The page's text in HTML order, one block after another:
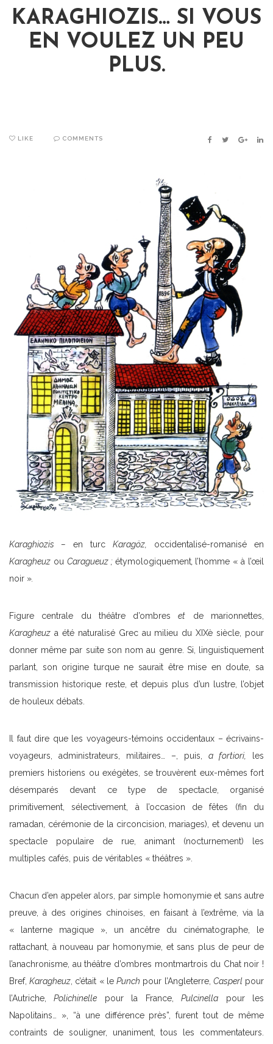
KARAGHIOZIS… SI VOUS
EN VOULEZ UN PEU
PLUS.
LIKE COMMENTS FACEBOOK
TWITTER
Karaghiozis – en turcKaragöz, occidentalisé-romanisé en
Karagheuz ou Caragueuz ; étymologiquement,
l’homme « à l’œil
noir »
Figure centrale du théâtre d’ombreset de marionnettes,
Karagheuz a été naturalisé Grec au milieu du XIXè siècle, pour
donner même par suite son nom au genre. Si, linguistiquement
parlant, son origine turque ne saurait être mise en doute, sa
transmission historique reste, et depuis plus d’un lustre, l’objet
de houleux débats.
Il faut dire que les voyageurs-témoins occidentaux – écrivains-
voyageurs, administrateurs, militaires… –, puis, a fortiori,
les
premiers historiens ou exégètes, se trouvèrent eux-mêmes fort
désemparés devant ce type de spectacle, organisé
primitivement, sélectivement, à l’occasion de fêtes (fin du
ramadan, cérémonie de la circoncision, mariages), et devenu un
spectacle populaire de rue, animant (nocturnement) les
multiples cafés, puis de véritables « théâtres ».
Chacun d’en appeler alors, par simple homonymie et sans autre
preuve, à des origines chinoises, en faisant à l’extrême, via la
« lanterne magique », un ancêtre du cinématographe, le
rattachant, à nouveau par homonymie, et sans plus de peur de
l’anachronisme, au théâtre d’ombres montmartrois du Chat noir !
Bref,Karagheuz , c’était « lePunch pour l’Angleterre, Casperlpour
l’Autriche,Polichinelle pour la France,Pulcinella pour les
Napolitains… », “à une différence près”, furent tout de même
contraints de souligner, unaniment, tous les commentateurs.